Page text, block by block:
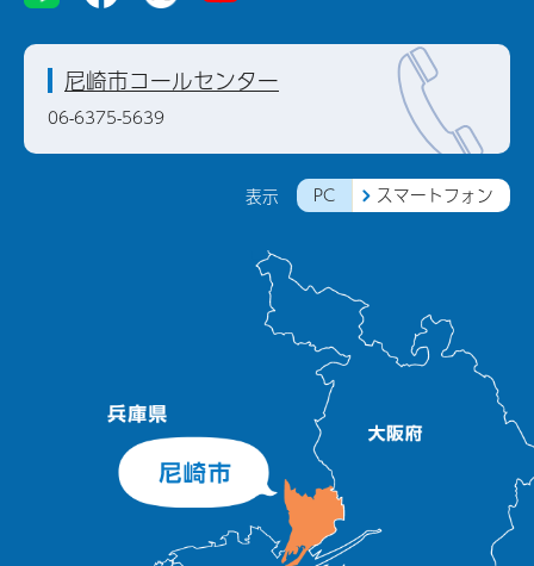
表示 PC スマートフォン
尼崎市コールセンター
06-6375-5639